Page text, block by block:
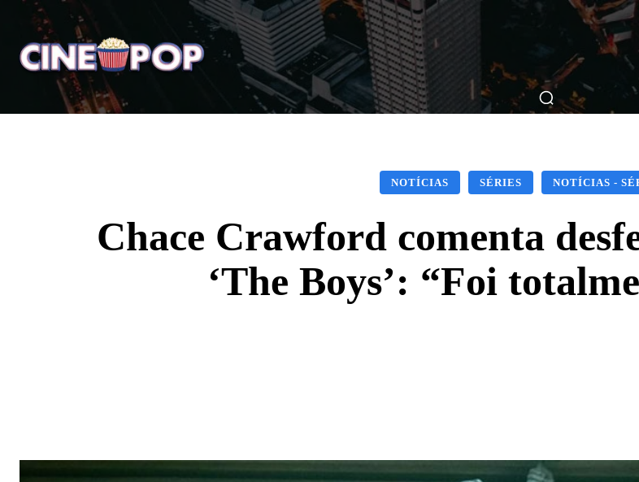
Home Notícias Críticas Breve Nos Cinemas Matérias
NOTÍCIAS SÉRIES NOTÍCIAS -
Chace Crawford comenta
‘The Boys’: “Foi